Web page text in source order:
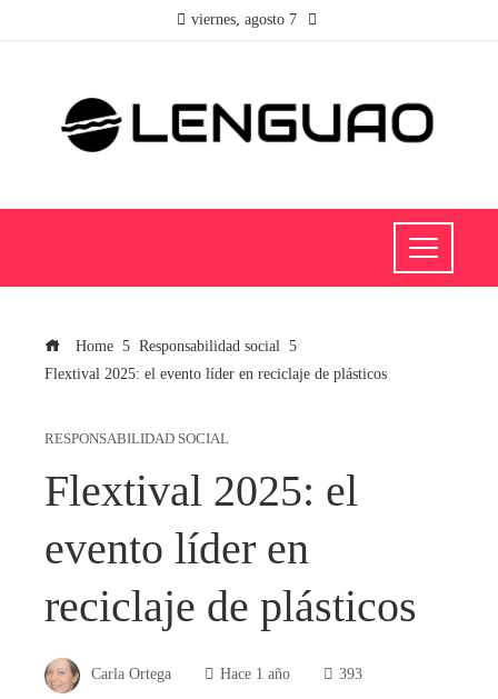
viernes, agosto 7
Home
Responsabilidad social
Flextival 2025: el evento líder en reciclaje de plásticos
RESPONSABILIDAD SOCIAL
Flextival 2025: el
evento líder en
reciclaje de plásticos
Carla Ortega Hace 1 año 393